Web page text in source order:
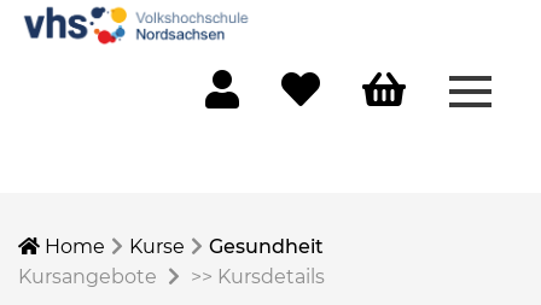
Home Kurse
Gesundheit
Kursangebote
>> Kursdetails